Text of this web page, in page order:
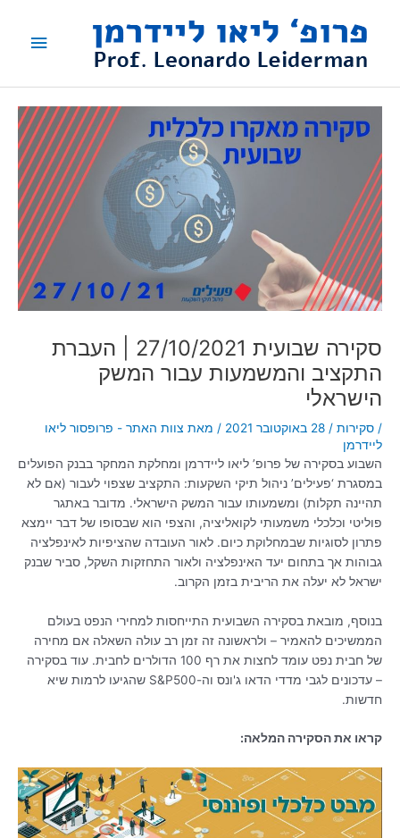
ראשי
סקירה שבועית 27/10/2021 | העברת
התקציב והמשמעות עבור המשק
הישראלי
/ סקירות / 28 באוקטובר 2021 / מאת צוות האתר - פרופסור ליאו
ליידרמן
השבוע בסקירה של פרופ’ ליאו ליידרמן ומחלקת המחקר בבנק הפועלים
במסגרת ‘פעילים’ ניהול תיקי השקעות: התקציב שצפוי לעבור (אם לא
תהיינה תקלות) ומשמעותו עבור המשק הישראלי. מדובר באתגר
פוליטי וכלכלי משמעותי לקואליציה, והצפי הוא שבסופו של דבר יימצא
פתרון לסוגיות שבמחלוקת כיום. לאור העובדה שהציפיות לאינפלציה
גבוהות אך בתחום יעד האינפלציה ולאור התחזקות השקל, סביר שבנק
ישראל לא יעלה את הריבית בזמן הקרוב.
בנוסף, מובאת בסקירה השבועית התייחסות למחירי הנפט בעולם
הממשיכים להאמיר – ולראשונה זה זמן רב עולה השאלה אם מחירה
של חבית נפט עומד לחצות את רף 100 הדולרים לחבית. עוד בסקירה
– עדכונים לגבי מדדי הדאו ג'ונס וה-S&P500 שהגיעו לרמות שיא
חדשות.
קראו את הסקירה המלאה: